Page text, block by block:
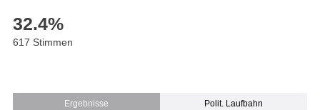
32.4%
617 Stimmen
Ergebnisse Polit. Laufbahn